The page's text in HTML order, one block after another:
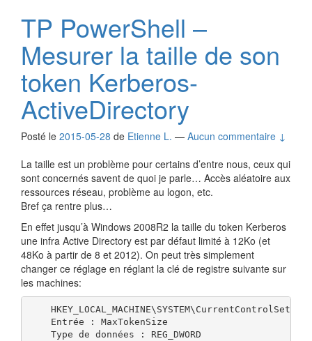
TP PowerShell –
Mesurer la taille de son
token Kerberos-
ActiveDirectory
Posté le 2015-05-28 de Etienne L. — Aucun commentaire ↓
La taille est un problème pour certains d’entre nous, ceux qui
sont concernés savent de quoi je parle… Accès aléatoire aux
ressources réseau, problème au logon, etc.
Bref ça rentre plus…
En effet jusqu’à Windows 2008R2 la taille du token Kerberos
une infra Active Directory est par défaut limité à 12Ko (et
48Ko à partir de 8 et 2012). On peut très simplement
changer ce réglage en réglant la clé de registre suivante sur
les machines:
Entrée : MaxTokenSize
Type de données : REG_DWORD